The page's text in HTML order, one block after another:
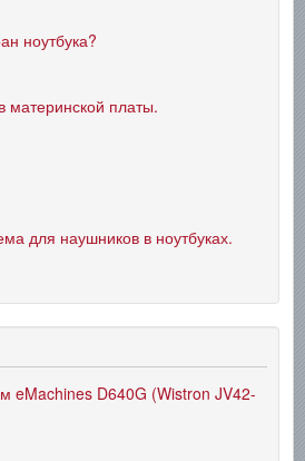
ноутбука?
материнской платы.
для наушников в ноутбуках.
eMachines D640G (Wistron JV42-